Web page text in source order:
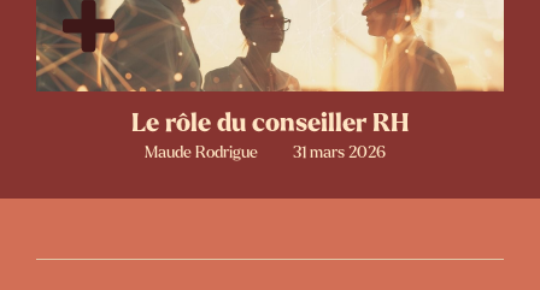
Le rôle du conseiller RH
Maude Rodrigue 31 mars 2026